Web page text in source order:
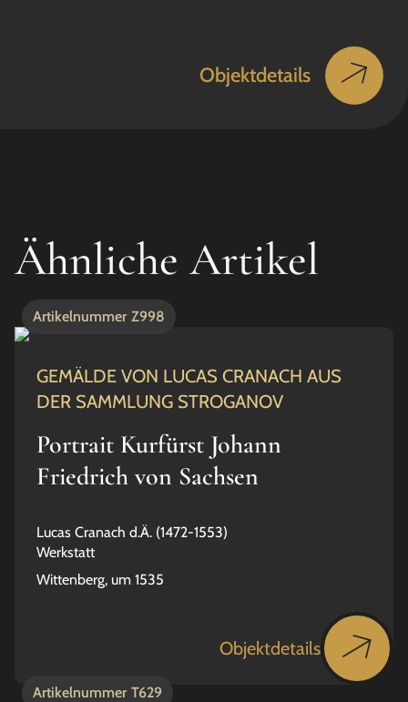
Objektdetails
Ähnliche Artikel
Artikelnummer Z998
GEMÄLDE VON LUCAS CRANACH AUS
DER SAMMLUNG STROGANOV
Portrait Kurfürst Johann
Friedrich von Sachsen
Lucas Cranach d.Ä. (1472-1553)
Werkstatt
Wittenberg, um 1535
Objektdetails
Artikelnummer T629